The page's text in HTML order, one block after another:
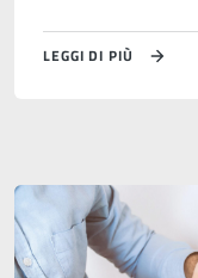
LEGGI DI PIÙ